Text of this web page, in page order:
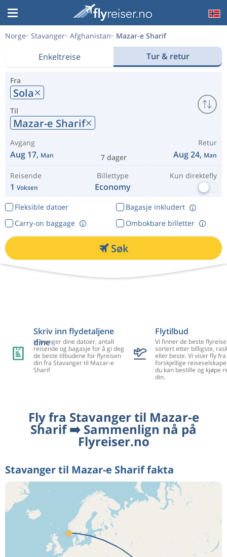
Norge Stavanger Afghanistan Mazar-e Sharif
Enkeltreise Tur & retur
Fra
Sola
Til
Mazar-e Sharif
Avgang
Aug 17, Man 7 dager
Retur
Aug 24, Man
Reisende
1 Voksen
Billettype
Economy
Kun direktefly
Fleksible datoer
Bagasje inkludert
Ombokbare billetter
Carry-on baggage
Søk
Skriv inn flydetaljene
dine
Vi trenger dine datoer, antall
reisende og bagasje for å gi deg
de beste tilbudene for flyreisen
din fra Stavanger til Mazar-e
Sharif
Flytilbud
Vi finner de beste
sortert etter billigste,
eller beste. Vi viser fly
forskjellige
du kan bestille og kjøpe
din.
Fly fra Stavanger til Mazar-e
Sharif ➡️ Sammenlign nå på
Flyreiser.no
Stavanger til Mazar-e Sharif fakta